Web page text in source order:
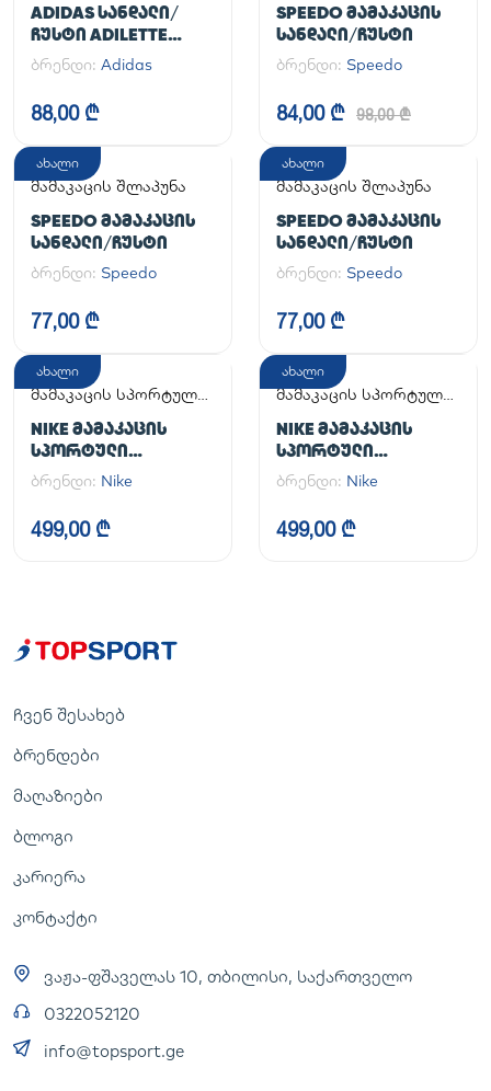
ADIDAS ᲡᲐᲜᲓᲐᲚᲘ/
ᲩᲣᲡᲢᲘ ADILETTE
AQUA
ბრენდი: Adidas
88,00 ₾
SPEEDO ᲛᲐᲛᲐᲙᲐᲪᲘᲡ
ᲡᲐᲜᲓᲐᲚᲘ/ᲩᲣᲡᲢᲘ
ბრენდი: Speedo
84,00 ₾ 98,00 ₾
ახალი
მამაკაცის შლაპუნა
SPEEDO ᲛᲐᲛᲐᲙᲐᲪᲘᲡ
ᲡᲐᲜᲓᲐᲚᲘ/ᲩᲣᲡᲢᲘ
ბრენდი: Speedo
77,00 ₾
ახალი
მამაკაცის შლაპუნა
SPEEDO ᲛᲐᲛᲐᲙᲐᲪᲘᲡ
ᲡᲐᲜᲓᲐᲚᲘ/ᲩᲣᲡᲢᲘ
ბრენდი: Speedo
77,00 ₾
ახალი
მამაკაცის სპორტული
NIKE ᲛᲐᲛᲐᲙᲐᲪᲘᲡ
ᲡᲞᲝᲠᲢᲣᲚᲘ
ᲤᲔᲮᲡᲐᲪᲛᲔᲚᲘ AIR
FORCE 1 '07
ბრენდი: Nike
499,00 ₾
ახალი
მამაკაცის სპორტული
NIKE ᲛᲐᲛᲐᲙᲐᲪᲘᲡ
ᲡᲞᲝᲠᲢᲣᲚᲘ
ᲤᲔᲮᲡᲐᲪᲛᲔᲚᲘ AIR
FORCE 1 '07
ბრენდი: Nike
499,00 ₾
ჩვენ შესახებ
ბრენდები
მაღაზიები
ბლოგი
კარიერა
კონტაქტი
ვაჟა-ფშაველას 10, თბილისი, საქართველო
0322052120
info@topsport.ge